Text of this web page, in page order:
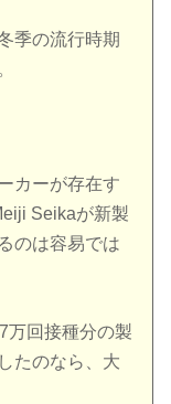
季の流行時期
カーが存在す
Seikaが新製
のは容易では
万回接種分の製
たのなら、大